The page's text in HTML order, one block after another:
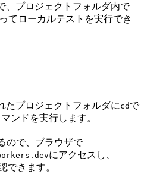
、プロジェクトフォルダ内で
てローカルテストを実行でき
たプロジェクトフォルダに cd で
マンドを実行します。
ので、ブラウザで
にアクセスし、
できます。